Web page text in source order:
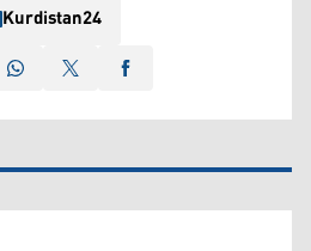
Kurdistan24